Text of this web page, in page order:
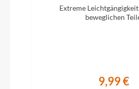
Rahmentyp
Extreme
beweglichen
9,99 €